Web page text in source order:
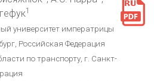
1
университет императрицы
Российская Федерация
по транспорту, г. Санкт-